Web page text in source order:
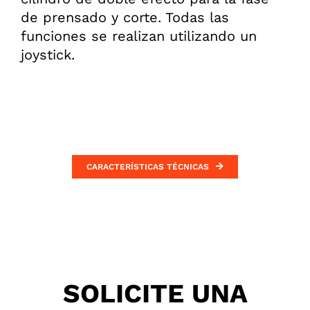
de prensado y corte. Todas las
funciones se realizan utilizando un
joystick.
CARACTERÍSTICAS TÉCNICAS
SOLICITE UNA